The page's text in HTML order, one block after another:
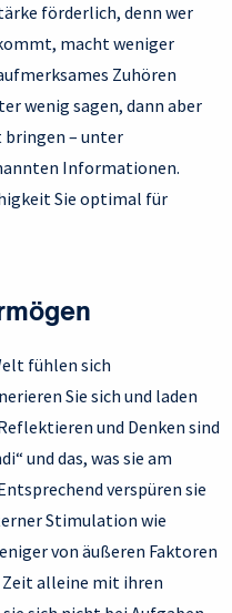
förderlich, denn wer
macht weniger
Zuhören
wenig sagen, dann aber
bringen – unter
Informationen.
Sie optimal für
fühlen sich
Sie sich und laden
und Denken sind
und das, was sie am
verspüren sie
Stimulation wie
von äußeren Faktoren
Zeit alleine mit ihren